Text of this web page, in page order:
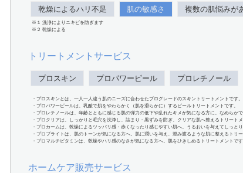
乾燥によるハリ不足 肌の敏感さ 複数の肌悩みが
※１ 洗浄によりニキビを防ぎます
※２ 乾燥による
トリートメントサービス
プロスキン プロパワーピール プロレチノール
・プロスキンとは、一人一人違う肌のニーズに合わせたプログレードのスキントリートメントです。
・プロパワーピールは、乳酸で肌をやわらかく（肌を滑らかに）するピールトリートメントです。
・プロレチノールは、年齢とともに感じる肌の弾力の低下や乱れたキメが気になる方に。なめらか
・プロクリアは、しっかりと毛穴を洗浄し、詰まり・黒ずみを防ぎ、クリアな肌へ整えるトリートメ
・プロカームは、乾燥によるツッパリ感・赤くなったり感じやすい肌へ。うるおいを与えてしっと
・プロブライトは、肌のトーンが気になる方へ。肌に潤いを与え、澄み渡るような肌に整えるトリー
・プロマルチビタミンは、乾燥やハリ感のなさが気になる方へ。肌をひきしめるトリートメントです
ホームケア販売サービス